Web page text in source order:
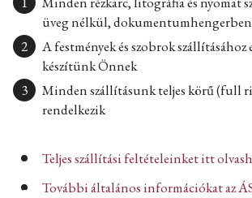
üveg nélkül,
A festmények és szobrok szállításához
készítünk Önnek
Minden szállításunk teljes körű (full
rendelkezik
Teljes szállítási feltételeinket itt
További általános információkat az